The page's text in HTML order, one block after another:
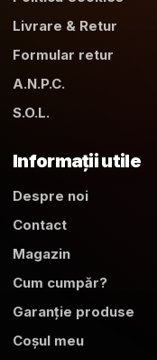
Livrare & Retur
Formular retur
A.N.P.C.
S.O.L.
Informații utile
Despre noi
Contact
Magazin
Cum cumpăr?
Garanție produse
Coșul meu